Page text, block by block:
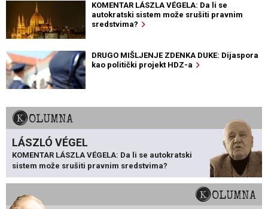
KOMENTAR LÁSZLA VÉGELA: Da li se
autokratski sistem može srušiti pravnim
sredstvima?
DRUGO MIŠLJENJE ZDENKA DUKE: Dijaspora
kao politički projekt HDZ-a
KOLUMNA
LÁSZLÓ VÉGEL
KOMENTAR LÁSZLA VÉGELA: Da li se autokratski
sistem može srušiti pravnim sredstvima?
KOLUMNA